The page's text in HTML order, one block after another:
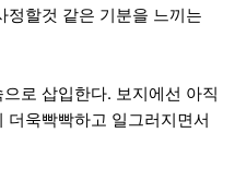
정할것 같은 기분을 느끼는
로 삽입한다. 보지에선 아직
더욱빡빡하고 일그러지면서